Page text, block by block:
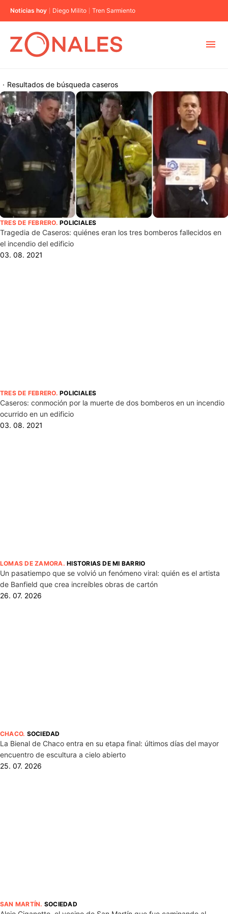
Noticias hoy Diego Milito Tren Sarmiento
CABA
BUENOS AIRES
PROVINCIAS
ELECCIONES 2023
Resultados de búsqueda
· caseros
TRES DE FEBRERO.POLICIALES
Tragedia de Caseros: quiénes eran los tres bomberos fallecidos en
el incendio del edificio
03. 08. 2021
TRES DE FEBRERO.POLICIALES
Caseros: conmoción por la muerte de dos bomberos en un incendio
ocurrido en un edificio
03. 08. 2021
LOMAS DE ZAMORA.HISTORIAS DE MI BARRIO
Un pasatiempo que se volvió un fenómeno viral: quién es el artista
de Banfield que crea increíbles obras de cartón
26. 07. 2026
CHACO. SOCIEDAD
La Bienal de Chaco entra en su etapa final: últimos días del mayor
encuentro de escultura a cielo abierto
25. 07. 2026
SAN MARTÍN. SOCIEDAD